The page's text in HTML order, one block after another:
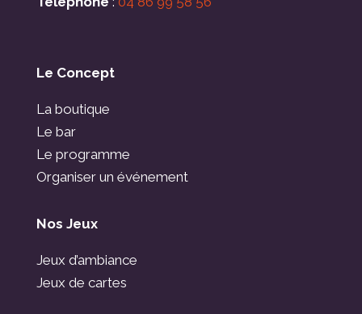
Le Concept
La boutique
Le bar
Le programme
Organiser un événement
Nos Jeux
Jeux d’ambiance
Jeux de cartes